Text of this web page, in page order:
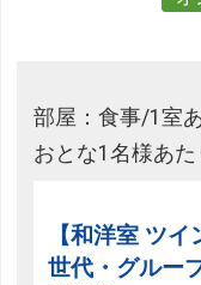
部屋：食事/1室
おとな1名様あ
【和洋室 ツ
世代・グルー